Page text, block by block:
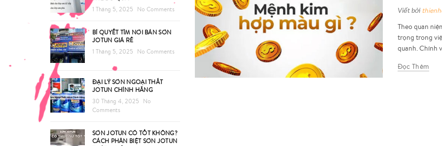
Viết bởi
Theo quan
trọng trong
quanh. Chính
Đọc Thêm
1 Tháng 5, 2025
No Comments
BÍ QUYẾT TÌM NƠI BÁN SƠN
JOTUN GIÁ RẺ
1 Tháng 5, 2025
No Comments
ĐẠI LÝ SƠN NGOẠI THẤT
JOTUN CHÍNH HÃNG
30 Tháng 4, 2025
No
Comments
SƠN JOTUN CÓ TỐT KHÔNG?
CÁCH PHÂN BIỆT SƠN JOTUN